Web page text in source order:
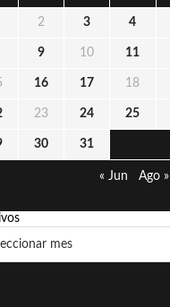
2 3 4
9 10 11
16 17 18
23 24 25
30 31
« Jun Ago »